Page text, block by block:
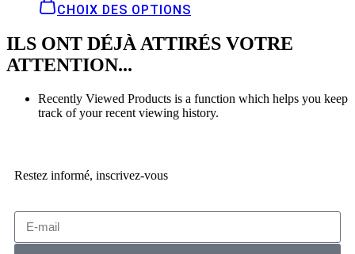
CHOIX DES OPTIONS
ILS ONT DÉJÀ ATTIRÉS VOTRE
ATTENTION...
Recently Viewed Products is a function which helps you keep
track of your recent viewing history.
Restez informé, inscrivez-vous